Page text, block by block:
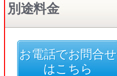
別途料金
お電話でお問合せ
はこちら